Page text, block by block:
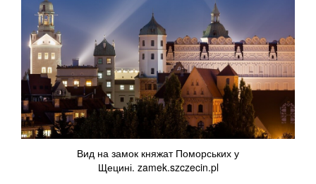
Вид на замок княжат Поморських у
Щецині. zamek.szczecin.pl